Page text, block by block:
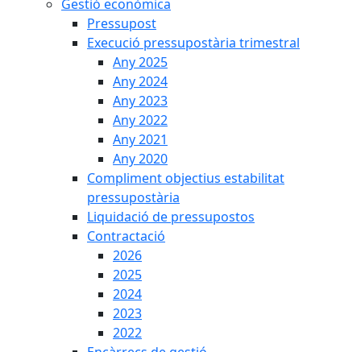
Gestió econòmica
Pressupost
Execució pressupostària trimestral
Any 2025
Any 2024
Any 2023
Any 2022
Any 2021
Any 2020
Compliment objectius estabilitat
pressupostària
Liquidació de pressupostos
Contractació
2026
2025
2024
2023
2022